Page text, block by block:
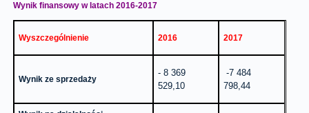
Wynik finansowy brutto
Wynik finansowy netto 2 632 952,25 715 175,64
Wynik finansowy w latach 2016-2017
Wyszczególnienie 2016 2017
Wynik ze sprzedaży
- 8 369
529,10
-7 484
798,44